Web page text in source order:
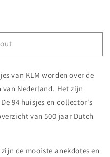
van KLM worden over de
van Nederland. Het zijn
94 huisjes en collector's
van 500 jaar Dutch
de mooiste anekdotes en